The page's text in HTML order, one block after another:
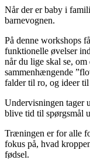
Når der er baby i
barnevognen.
På denne workshops
funktionelle øvelser
når du lige skal se,
sammenhængende
falder til ro, og ideer
Undervisningen tager
blive tid til spørgsmål
Træningen er for alle
fokus på, hvad
fødsel.